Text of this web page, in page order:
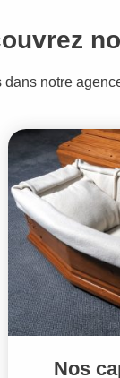
notre
Nos